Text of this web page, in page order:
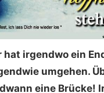
hat irgendwo ein
umgehen.
eine Brücke!